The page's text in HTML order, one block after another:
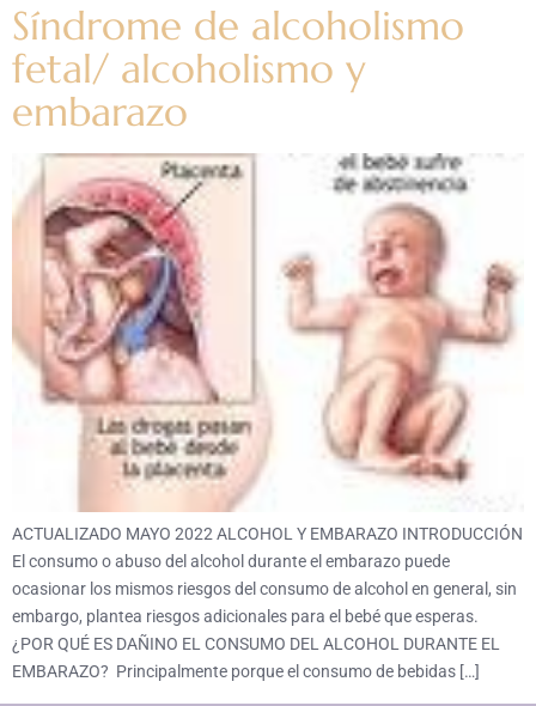
Síndrome de alcoholismo
fetal/ alcoholismo y
embarazo
ACTUALIZADO MAYO 2022 ALCOHOL Y EMBARAZO INTRODUCCIÓN
El consumo o abuso del alcohol durante el embarazo puede
ocasionar los mismos riesgos del consumo de alcohol en general, sin
embargo, plantea riesgos adicionales para el bebé que esperas.
¿POR QUÉ ES DAÑINO EL CONSUMO DEL ALCOHOL DURANTE EL
EMBARAZO? Principalmente porque el consumo de bebidas […]